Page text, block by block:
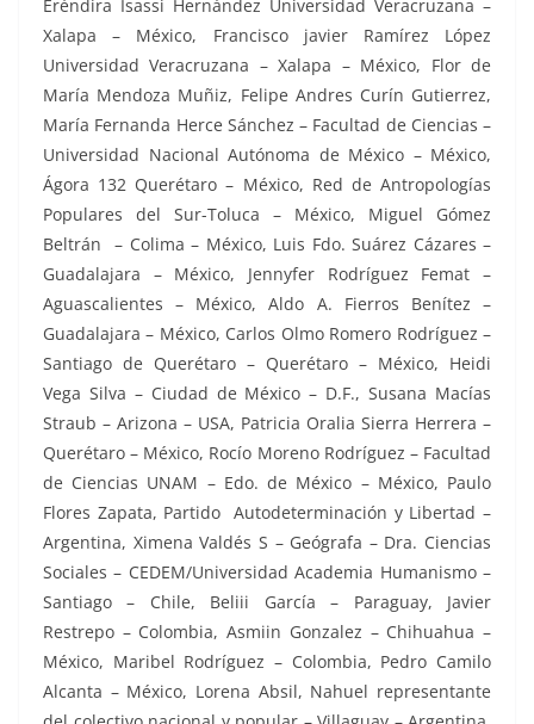
Eréndira Isassi Hernández Universidad Veracruzana –
Xalapa – México, Francisco javier Ramírez López
Universidad Veracruzana – Xalapa – México, Flor de
María Mendoza Muñiz, Felipe Andres Curín Gutierrez,
María Fernanda Herce Sánchez – Facultad de Ciencias –
Universidad Nacional Autónoma de México – México,
Ágora 132 Querétaro – México, Red de Antropologías
Populares del Sur-Toluca – México, Miguel Gómez
Beltrán – Colima – México, Luis Fdo. Suárez Cázares –
Guadalajara – México, Jennyfer Rodríguez Femat –
Aguascalientes – México, Aldo A. Fierros Benítez –
Guadalajara – México, Carlos Olmo Romero Rodríguez –
Santiago de Querétaro – Querétaro – México, Heidi
Vega Silva – Ciudad de México – D.F., Susana Macías
Straub – Arizona – USA, Patricia Oralia Sierra Herrera –
Querétaro – México, Rocío Moreno Rodríguez – Facultad
de Ciencias UNAM – Edo. de México – México, Paulo
Flores Zapata, Partido Autodeterminación y Libertad –
Argentina, Ximena Valdés S – Geógrafa – Dra. Ciencias
Sociales – CEDEM/Universidad Academia Humanismo –
Santiago – Chile, Beliii García – Paraguay, Javier
Restrepo – Colombia, Asmiin Gonzalez – Chihuahua –
México, Maribel Rodríguez – Colombia, Pedro Camilo
Alcanta – México, Lorena Absil, Nahuel representante